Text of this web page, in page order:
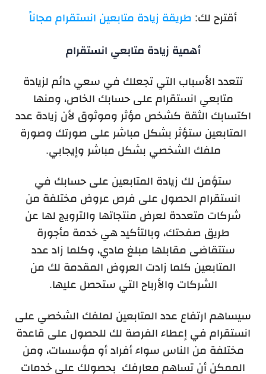
أقترح لك: طريقة زيادة متابعين انستقرام مجاناً
أهمية زيادة متابعي انستقرام
تتعدد الأسباب التي تجعلك في سعي دائم لزيادة
متابعي انستقرام على حسابك الخاص، ومنها
اكتسابك الثقة كشخص مؤثر وموثوق لأن زيادة عدد
المتابعين ستؤثر بشكل مباشر على صورتك وصورة
ملفك الشخصي بشكل مباشر وإيجابي.
ستؤمن لك زيادة المتابعين على حسابك في
انستقرام الحصول على فرص عروض مختلفة من
شركات متعددة لعرض منتجاتها والترويج لها عن
طريق صفحتك، وبالتأكيد هي خدمة مأجورة
ستتقاضى مقابلها مبلغ مادي، وكلما زاد عدد
المتابعين كلما زادت العروض المقدمة لك من
الشركات والأرباح التي ستحصل عليها.
سيساهم ارتفاع عدد المتابعين لملفك الشخصي على
انستقرام في إعطاء الفرصة لك للحصول على قاعدة
مختلفة من الناس سواء أفراد أو مؤسسات، ومن
الممكن أن تساهم معارفك بحصولك على خدمات